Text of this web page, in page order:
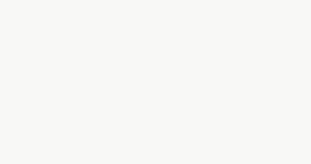
24 октября на станции метро
модельера Александра Терехова.
на 9-м месяце беременности
своего друга и его коллекцию. Но